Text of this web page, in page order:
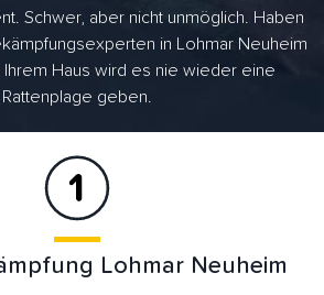
Schwer, aber nicht unmöglich. Haben
in Lohmar Neuheim
Ihrem Haus wird es nie wieder eine
Rattenplage geben.
Lohmar Neuheim